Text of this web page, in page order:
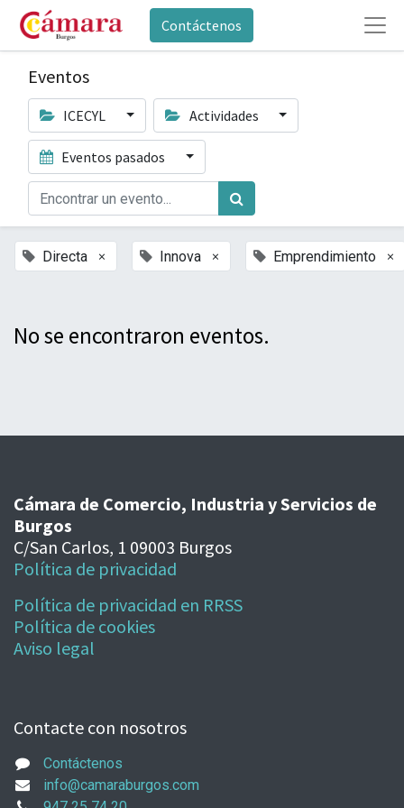
Contáctenos
Eventos
ICECYL Actividades
Eventos pasados
Directa × Innova × Emprendimiento ×
No se encontraron eventos.
Cámara de Comercio, Industria y Servicios de
Burgos
C/San Carlos, 1 09003 Burgos
Política de privacidad
Política de privacidad en RRSS
Política de cookies
Aviso legal
Contacte con nosotros
Contáctenos
info@camaraburgos.com